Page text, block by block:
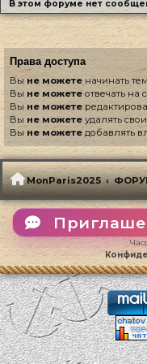
В этом форуме нет
Права доступа
Выне можете начинать
Вы не можетеотвечать на
Вы не можете
Вы не можете удалять
Вы не можетедобавлять
MonParis2025